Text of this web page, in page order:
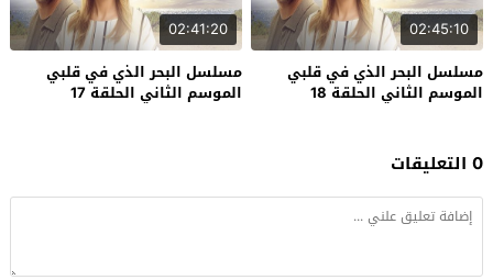
02:45:10
مسلسل البحر الذي في قلبي
الموسم الثاني الحلقة 18
02:41:20
مسلسل البحر الذي في قلبي
الموسم الثاني الحلقة 17
0 التعليقات